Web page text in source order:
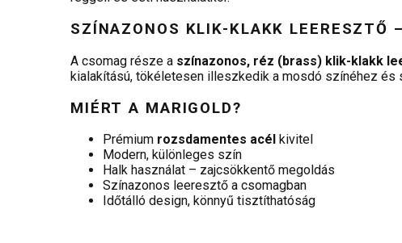
SZÍNAZONOS KLIK-KLAKK LEERESZTŐ
A csomag része a színazonos, réz (brass) klik-klakk
kialakítású, tökéletesen illeszkedik a mosdó színéhez és
MIÉRT A MARIGOLD?
Prémium rozsdamentes acél kivitel
Modern, különleges szín
Halk használat – zajcsökkentő megoldás
Színazonos leeresztő a csomagban
Időtálló design, könnyű tisztíthatóság